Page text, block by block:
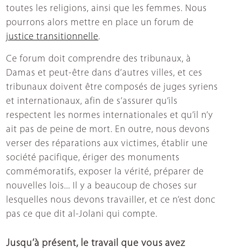
toutes les religions, ainsi que les femmes. Nous
pourrons alors mettre en place un forum de
justice transitionnelle.
Ce forum doit comprendre des tribunaux, à
Damas et peut-être dans d’autres villes, et ces
tribunaux doivent être composés de juges syriens
et internationaux, afin de s’assurer qu’ils
respectent les normes internationales et qu’il n’y
ait pas de peine de mort. En outre, nous devons
verser des réparations aux victimes, établir une
société pacifique, ériger des monuments
commémoratifs, exposer la vérité, préparer de
nouvelles lois... Il y a beaucoup de choses sur
lesquelles nous devons travailler, et ce n’est donc
pas ce que dit al-Jolani qui compte.
Jusqu’à présent, le travail que vous avez